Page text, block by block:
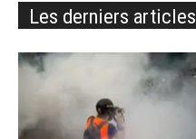
Les derniers articles